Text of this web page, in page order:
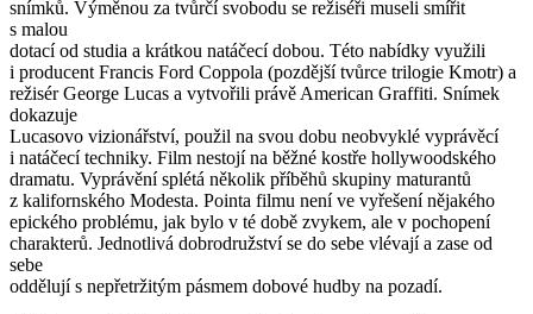
snímků. Výměnou za tvůrčí svobodu se režiséři museli smířit
s malou
dotací od studia a krátkou natáčecí dobou. Této nabídky využili
i producent Francis Ford Coppola (pozdější tvůrce trilogie Kmotr) a
režisér George Lucas a vytvořili právě American Graffiti. Snímek
dokazuje
Lucasovo vizionářství, použil na svou dobu neobvyklé vyprávěcí
i natáčecí techniky. Film nestojí na běžné kostře hollywoodského
dramatu. Vyprávění splétá několik příběhů skupiny maturantů
z kalifornského Modesta. Pointa filmu není ve vyřešení nějakého
epického problému, jak bylo v té době zvykem, ale v pochopení
charakterů. Jednotlivá dobrodružství se do sebe vlévají a zase od
sebe
oddělují s nepřetržitým pásmem dobové hudby na pozadí.